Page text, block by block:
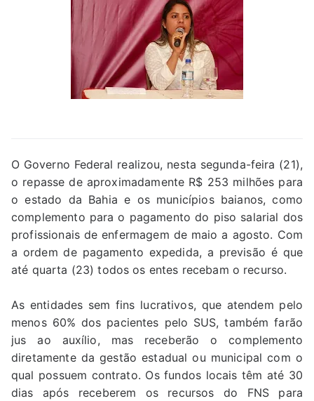
O Governo Federal realizou, nesta segunda-feira (21),
o repasse de aproximadamente R$ 253 milhões para
o estado da Bahia e os municípios baianos, como
complemento para o pagamento do piso salarial dos
profissionais de enfermagem de maio a agosto. Com
a ordem de pagamento expedida, a previsão é que
até quarta (23) todos os entes recebam o recurso.
As entidades sem fins lucrativos, que atendem pelo
menos 60% dos pacientes pelo SUS, também farão
jus ao auxílio, mas receberão o complemento
diretamente da gestão estadual ou municipal com o
qual possuem contrato. Os fundos locais têm até 30
dias após receberem os recursos do FNS para